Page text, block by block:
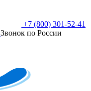
+7 (800) 301-52-41
Звонок по России